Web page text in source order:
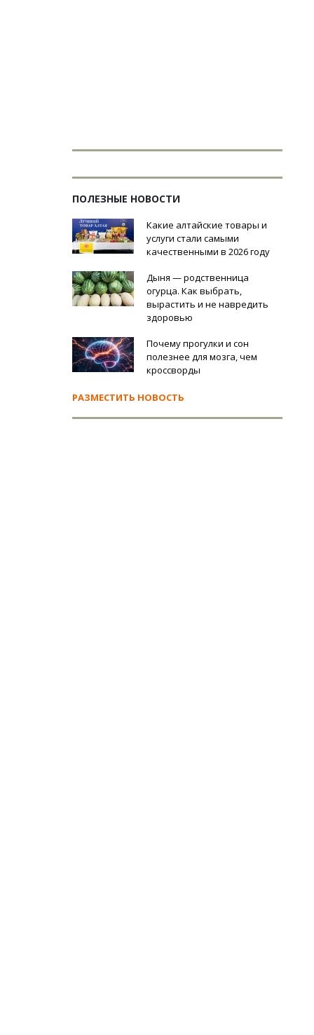
ПОЛЕЗНЫЕ НОВОСТИ
Какие алтайские товары и
услуги стали самыми
качественными в 2026 году
Дыня — родственница
огурца. Как выбрать,
вырастить и не навредить
здоровью
Почему прогулки и сон
полезнее для мозга, чем
кроссворды
РАЗМЕСТИТЬ НОВОСТЬ